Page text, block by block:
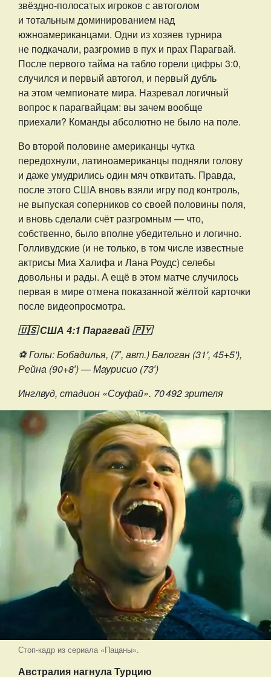
звёздно-полосатых игроков с автоголом
и тотальным доминированием над
южноамериканцами. Одни из хозяев турнира
не подкачали, разгромив в пух и прах Парагвай.
После первого тайма на табло горели цифры 3:0,
случился и первый автогол, и первый дубль
на этом чемпионате мира. Назревал логичный
вопрос к парагвайцам: вы зачем вообще
приехали? Команды абсолютно не было на поле.
Во второй половине американцы чутка
передохнули, латиноамериканцы подняли голову
и даже умудрились один мяч отквитать. Правда,
после этого США вновь взяли игру под контроль,
не выпуская соперников со своей половины поля,
и вновь сделали счёт разгромным — что,
собственно, было вполне убедительно и логично.
Голливудские (и не только, в том числе известные
актрисы Миа Халифа и Лана Роудс) селебы
довольны и рады. А ещё в этом матче случилось
первая в мире отмена показанной жёлтой карточки
после видеопросмотра.
🇺🇸 США 4:1 Парагвай 🇵🇾
⚽️ Голы: Бобадилья, (7′, авт.) Балоган (31', 45+5'),
Рейна (90+8′) — Маурисио (73′)
Инглвуд, стадион «Соуфай». 70 492 зрителя
Стоп-кадр из сериала «Пацаны».
Австралия нагнула Турцию